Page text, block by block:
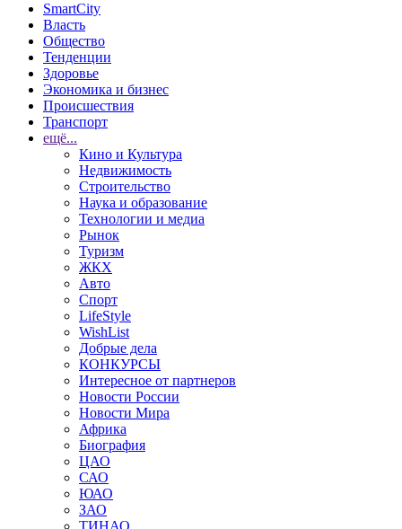
SmartCity
Власть
Общество
Тенденции
Здоровье
Экономика и бизнес
Происшествия
Транспорт
ещё...
Кино и Культура
Недвижимость
Строительство
Наука и образование
Технологии и медиа
Рынок
Туризм
ЖКХ
Авто
Спорт
LifeStyle
WishList
Добрые дела
КОНКУРСЫ
Интересное от партнеров
Новости России
Новости Мира
Африка
Биография
ЦАО
САО
ЮАО
ЗАО
ТИНАО